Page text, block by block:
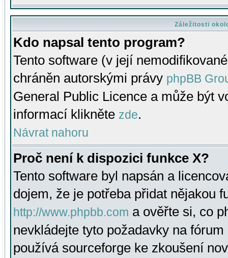
Záležitosti
Kdo napsal tento program?
Tento software (v její
chráněn autorskými právy phpBB
General Public Licence a může být
informací klikněte zde.
Návrat nahoru
Proč není k dispozici funkce X?
Tento software byl napsán a
dojem, že je potřeba přidat nějakou
http://www.phpbb.com a ověřte si, co
nevkládejte tyto požadavky na
používá sourceforge ke zkoušení